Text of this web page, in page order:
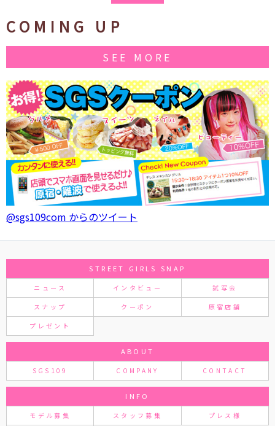
COMING UP
SEE MORE
@sgs109com からのツイート
STREET GIRLS SNAP
ニュース インタビュー 試写会
スナップ クーポン 原宿店舗
プレゼント
ABOUT
SGS109 COMPANY CONTACT
INFO
モデル募集 スタッフ募集 プレス様